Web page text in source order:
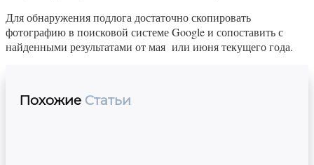
Для обнаружения подлога достаточно скопировать
фотографию в поисковой системе Google и сопоставить с
найденными результатами от мая или июня текущего года.
Похожие Статьи